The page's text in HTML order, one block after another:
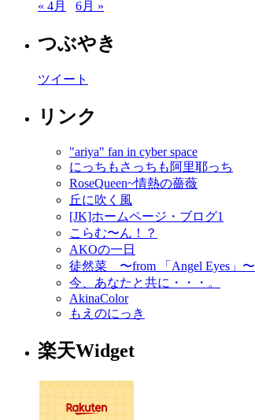
« 4月
6月 »
つぶやき
ツイート
リンク
"ariya" fan in cyber space
にっちもさっちも阿里耶っち
RoseQueen~情熱の薔薇
丘に吹く風
[JK]ホームページ・ブログ1
こらむ〜ん！？
AKOの一日
徒然菜 〜from 「Angel Eyes」〜
今、あなたと共に・・・。
AkinaColor
もえのにっき
楽天Widget